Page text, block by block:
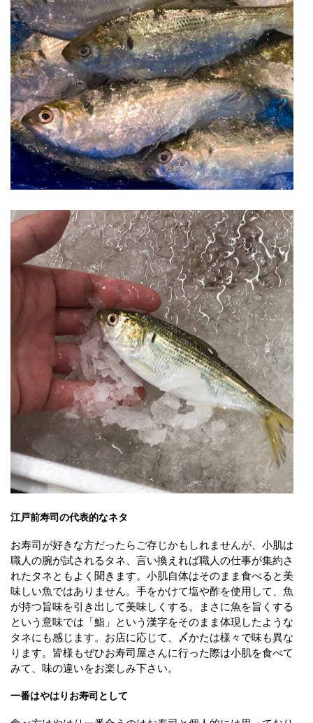
江戸前寿司の代表的なネタ
お寿司が好きな方だったらご存じかもしれませんが、小肌は
職人の腕が試されるタネ、言い換えれば職人の仕事が集約さ
れたタネともよく聞きます。小肌自体はそのまま食べると美
味しい魚ではありません。手をかけて塩や酢を使用して、魚
が持つ旨味を引き出して美味しくする。まさに魚を旨くする
という意味では「鮨」という漢字をそのまま体現したような
タネにも感じます。お店に応じて、〆かたは様々で味も異な
ります。皆様もぜひお寿司屋さんに行った際は小肌を食べて
みて、味の違いをお楽しみ下さい。
一番はやはりお寿司として